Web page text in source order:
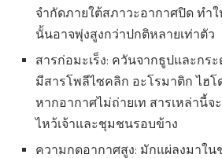
จำกัดภายใต้สภาวะอากาศปิด ทำใ
นั้นอาจพุ่งสูงกว่าปกติหลายเท่าตัว
สารก่อมะเร็ง: ควันจากธูปและกร
มีสารโพลีไซคลิก อะโรมาติก ไฮโ
หากอากาศไม่ถ่ายเท สารเหล่านี้จ
ไหว้เจ้าและชุมชนรอบข้าง
ความกดอากาศสูง: มักแผ่ลงมาใ